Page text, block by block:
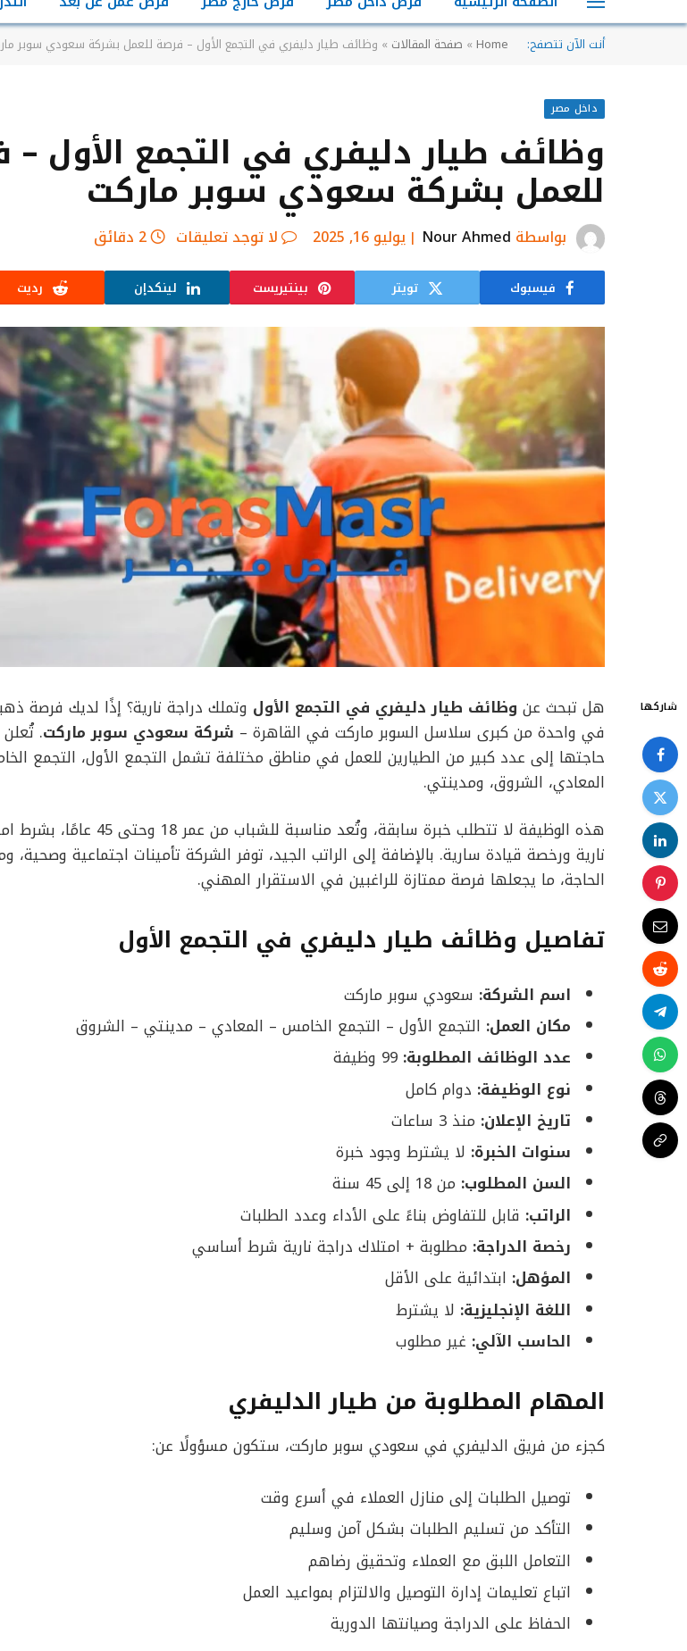
أنت الآن تتصفح: Home
» صفحة المقالات » وظائف طيار دليفري في التجمع الأول – فرصة للعمل بشركة سعودي سوبر
داخل مصر
وظائف طيار دليفري في التجمع الأول –
للعمل بشركة سعودي سوبر ماركت
بواسطة Nour Ahmed يوليو 16, 2025 لا توجد تعليقات 2 دقائق
فيسبوك تويتر بينتيريست لينكدإن رديت
شاركها هل تبحث عن وظائف طيار دليفري في التجمع الأول وتملك دراجة نارية؟ إذًا لديك فرصة
في واحدة من كبرى سلاسل السوبر ماركت في القاهرة – شركة سعودي سوبر ماركت.
حاجتها إلى عدد كبير من الطيارين للعمل في مناطق مختلفة تشمل التجمع الأول، التجمع
المعادي، الشروق، ومدينتي.
هذه الوظيفة لا تتطلب خبرة سابقة، وتُعد مناسبة
نارية ورخصة قيادة سارية. بالإضافة إلى الراتب الجيد، توفر الشركة تأمينات اجتماعية وصحية،
الحاجة، ما يجعلها فرصة ممتازة للراغبين في الاستقرار المهني.
تفاصيل وظائف طيار دليفري في التجمع الأول
اسم الشركة: سعودي سوبر ماركت
مكان العمل: التجمع الأول – التجمع الخامس – المعادي – مدينتي – الشروق
عدد الوظائف المطلوبة:
نوع الوظيفة: دوام كامل
تاريخ الإعلان: منذ 3 ساعات
سنوات الخبرة: لا يشترط وجود خبرة
السن المطلوب: من 18 إلى 45 سنة
الراتب: قابل للتفاوض بناءً على الأداء وعدد الطلبات
رخصة الدراجة: مطلوبة + امتلاك دراجة نارية شرط أساسي
المؤهل: ابتدائية على الأقل
اللغة الإنجليزية: لا يشترط
الحاسب الآلي: غير مطلوب
المهام المطلوبة من طيار الدليفري
كجزء من فريق الدليفري في سعودي سوبر ماركت، ستكون مسؤولًا عن:
توصيل الطلبات إلى منازل العملاء في أسرع وقت
التأكد من تسليم الطلبات بشكل آمن وسليم
التعامل اللبق مع العملاء وتحقيق رضاهم
اتباع تعليمات إدارة التوصيل والالتزام بمواعيد العمل
الحفاظ على الدراجة وصيانتها الدورية